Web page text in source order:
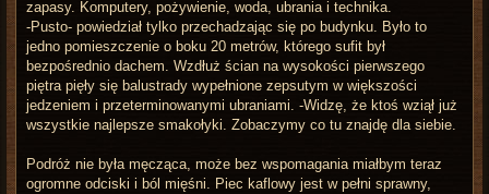
zapasy. Komputery, pożywienie, woda, ubrania i technika.
-Pusto- powiedział tylko przechadzając się po budynku. Było to
jedno pomieszczenie o boku 20 metrów, którego sufit był
bezpośrednio dachem. Wzdłuż ścian na wysokości pierwszego
piętra pięły się balustrady wypełnione zepsutym w większości
jedzeniem i przeterminowanymi ubraniami. -Widzę, że ktoś wziął już
wszystkie najlepsze smakołyki. Zobaczymy co tu znajdę dla siebie.
Podróż nie była męcząca, może bez wspomagania miałbym teraz
ogromne odciski i ból mięśni. Piec kaflowy jest w pełni sprawny,